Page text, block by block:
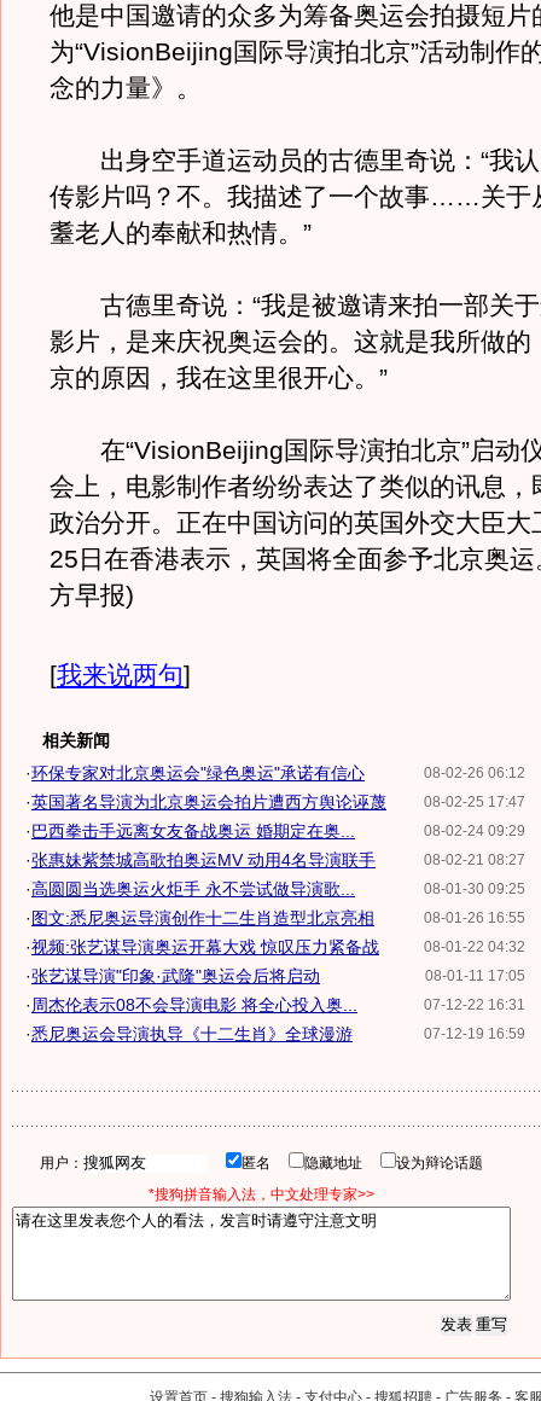
他是中国邀请的众多为筹备奥运会拍摄短片
为“VisionBeijing国际导演拍北京”活动制作
念的力量》。
出身空手道运动员的古德里奇说：“我认
传影片吗？不。我描述了一个故事……关于
耋老人的奉献和热情。”
古德里奇说：“我是被邀请来拍一部关于
影片，是来庆祝奥运会的。这就是我所做的
京的原因，我在这里很开心。”
在“VisionBeijing国际导演拍北京”启动
会上，电影制作者纷纷表达了类似的讯息，
政治分开。正在中国访问的英国外交大臣大
25日在香港表示，英国将全面参予北京奥
方早报)
[我来说两句]
相关新闻
08-02-26 06:12
·环保专家对北京奥运会"绿色奥运"承诺有信心
08-02-25 17:47
·英国著名导演为北京奥运会拍片遭西方舆论诬蔑
08-02-24 09:29
·巴西拳击手远离女友备战奥运 婚期定在奥...
08-02-21 08:27
·张惠妹紫禁城高歌拍奥运MV 动用4名导演联手
08-01-30 09:25
·高圆圆当选奥运火炬手 永不尝试做导演歌...
08-01-26 16:55
·图文:悉尼奥运导演创作十二生肖造型北京亮相
08-01-22 04:32
·视频:张艺谋导演奥运开幕大戏 惊叹压力紧备战
08-01-11 17:05
·张艺谋导演"印象·武隆"奥运会后将启动
07-12-22 16:31
· 周杰伦表示08不会导演电影 将全心投入奥...
07-12-19 16:59
·悉尼奥运会导演执导《十二生肖》全球漫游
用户： 匿名 隐藏地址
设为辩论话题
*搜狗拼音输入法，中文处理专家>>
设置首页 - 搜狗输入法 - 支付中心 - 搜狐招聘 - 广告服务 - 客